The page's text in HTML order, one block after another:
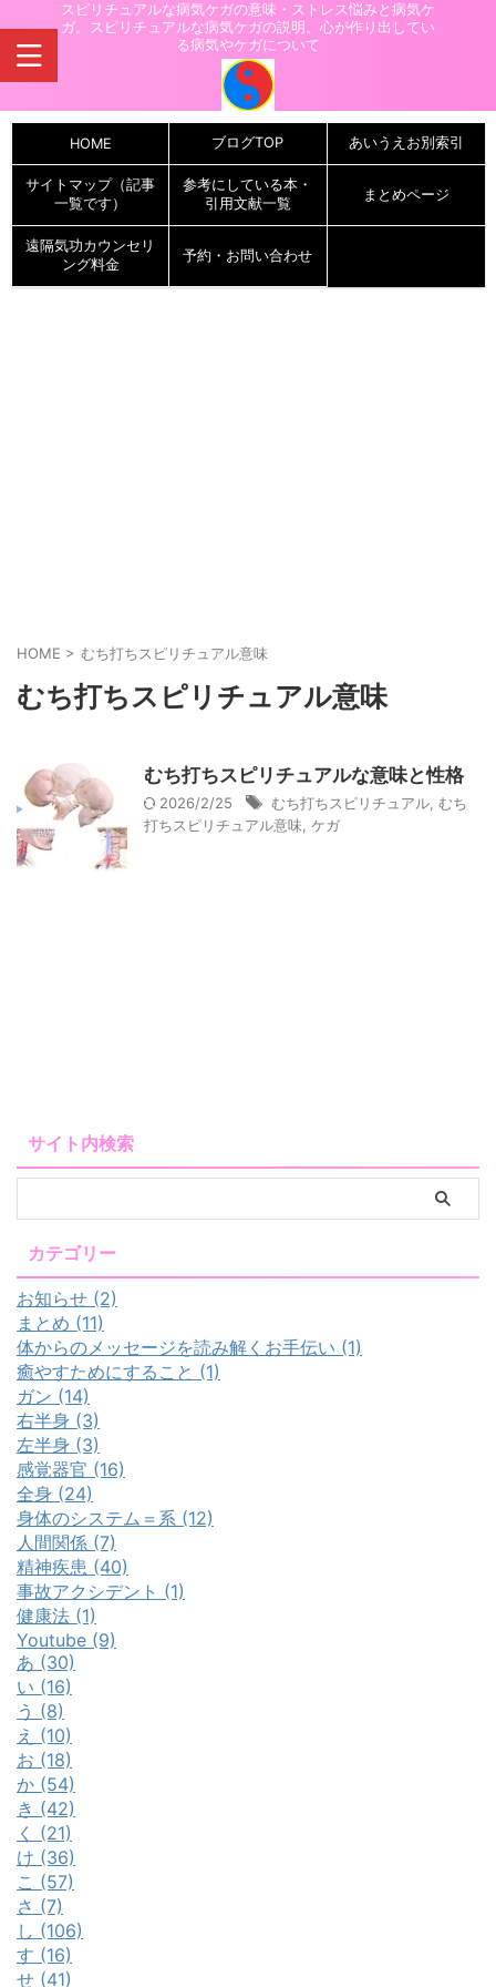
スピリチュアルな病気ケガの意味・ストレス悩みと病気ケ
ガ。スピリチュアルな病気ケガの説明。心が作り出してい
る病気やケガについて
HOME ブログTOP あいうえお別索引
サイトマップ（記事
一覧です）
参考にしている本・
引用文献一覧
まとめページ
遠隔気功カウンセリ
ング料金
予約・お問い合わせ
HOME > むち打ちスピリチュアル意味
むち打ちスピリチュアル意味
むち打ちスピリチュアルな意味と性格
2026/2/25 むち打ちスピリチュアル むち
打ちスピリチュアル意味 ケガ
サイト内検索
カテゴリー
お知らせ (2)
まとめ (11)
体からのメッセージを読み解くお手伝い (1)
癒やすためにすること (1)
ガン (14)
右半身 (3)
左半身 (3)
感覚器官 (16)
全身 (24)
身体のシステム＝系 (12)
人間関係 (7)
精神疾患 (40)
事故アクシデント (1)
健康法 (1)
Youtube (9)
あ (30)
い (16)
う (8)
え (10)
お (18)
か (54)
き (42)
く (21)
け (36)
こ (57)
さ (7)
し (106)
す (16)
せ (41)